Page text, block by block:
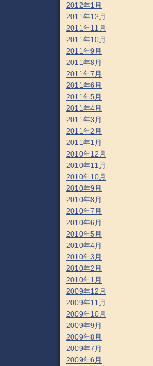
2012年1月
2011年12月
2011年11月
2011年10月
2011年9月
2011年8月
2011年7月
2011年6月
2011年5月
2011年4月
2011年3月
2011年2月
2011年1月
2010年12月
2010年11月
2010年10月
2010年9月
2010年8月
2010年7月
2010年6月
2010年5月
2010年4月
2010年3月
2010年2月
2010年1月
2009年12月
2009年11月
2009年10月
2009年9月
2009年8月
2009年7月
2009年6月